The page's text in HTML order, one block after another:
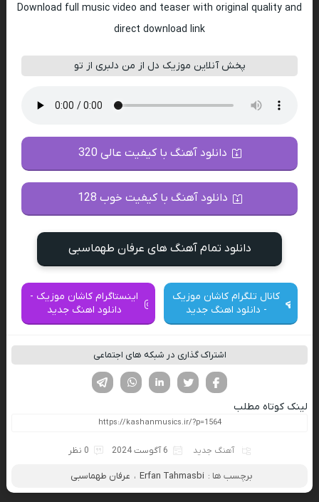
Download full music video and teaser with original quality and
direct download link
پخش آنلاین موزیک دل از من دلبری از تو
دانلود آهنگ با کیفیت عالی 320
دانلود آهنگ با کیفیت خوب 128
دانلود تمام آهنگ های عرفان طهماسبی
کانال تلگرام کاشان موزیک
- دانلود اهنگ جدید
اینستاگرام کاشان موزیک -
دانلود اهنگ جدید
اشتراک گذاری در شبکه های اجتماعی
لینکدین تویتر
فیسوک
لینک کوتاه مطلب
آهنگ جدید 6 آگوست 2024 0 نظر
برچسب ها : Erfan Tahmasbi ، عرفان طهماسبی